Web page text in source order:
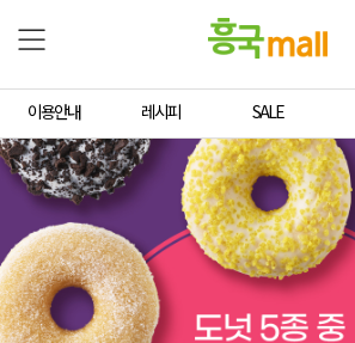
이용안내 레시피 SALE